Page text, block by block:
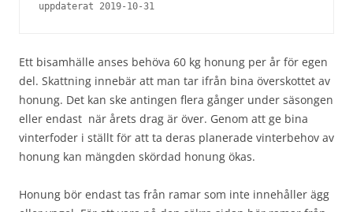
uppdaterat 2019-10-31
Ett bisamhälle anses behöva 60 kg honung per år för egen
del. Skattning innebär att man tar ifrån bina överskottet av
honung. Det kan ske antingen flera gånger under säsongen
eller endast när årets drag är över. Genom att ge bina
vinterfoder i ställt för att ta deras planerade vinterbehov av
honung kan mängden skördad honung ökas.
Honung bör endast tas från ramar som inte innehåller ägg